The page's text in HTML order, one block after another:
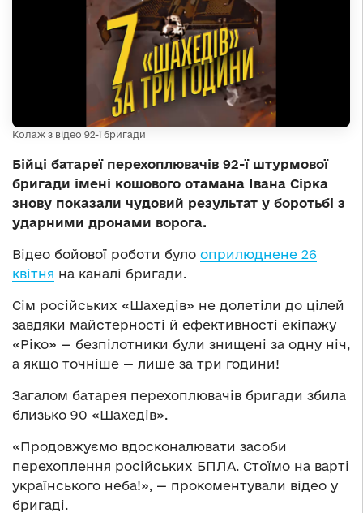
Колаж з відео 92-ї бригади
Бійці батареї перехоплювачів 92-ї штурмової
бригади імені кошового отамана Івана Сірка
знову показали чудовий результат у боротьбі з
ударними дронами ворога.
Відео бойової роботи було оприлюднене 26
квітня на каналі бригади.
Сім російських «Шахедів» не долетіли до цілей
завдяки майстерності й ефективності екіпажу
«Ріко» — безпілотники були знищені за одну ніч,
а якщо точніше — лише за три години!
Загалом батарея перехоплювачів бригади збила
близько 90 «Шахедів».
«Продовжуємо вдосконалювати засоби
перехоплення російських БПЛА. Стоїмо на варті
українського неба!», — прокоментували відео у
бригаді.